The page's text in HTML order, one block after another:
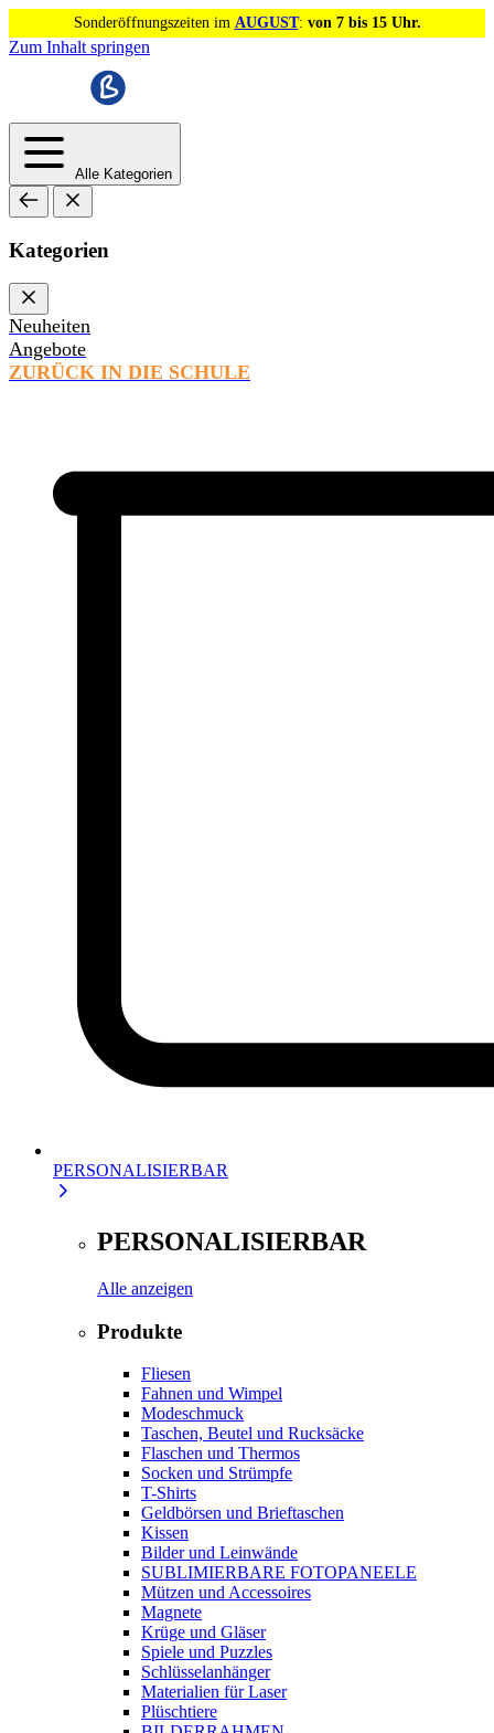
Sonderöffnungszeiten im AUGUST: von 7 bis 15 Uhr.
Zum Inhalt springen
Alle Kategorien
Kategorien
Neuheiten
Angebote
ZURÜCK IN DIE SCHULE
PERSONALISIERBAR
PERSONALISIERBAR
Alle anzeigen
Produkte
Fliesen
Fahnen und Wimpel
Modeschmuck
Taschen, Beutel und Rucksäcke
Flaschen und Thermos
Socken und Strümpfe
T-Shirts
Geldbörsen und Brieftaschen
Kissen
Bilder und Leinwände
SUBLIMIERBARE FOTOPANEELE
Mützen und Accessoires
Magnete
Krüge und Gläser
Spiele und Puzzles
Schlüsselanhänger
Materialien für Laser
Plüschtiere